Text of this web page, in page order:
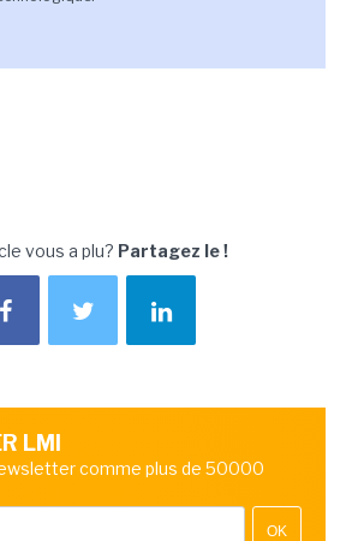
vous a plu? Partagez le !
LMI
comme plus de 50000
OK